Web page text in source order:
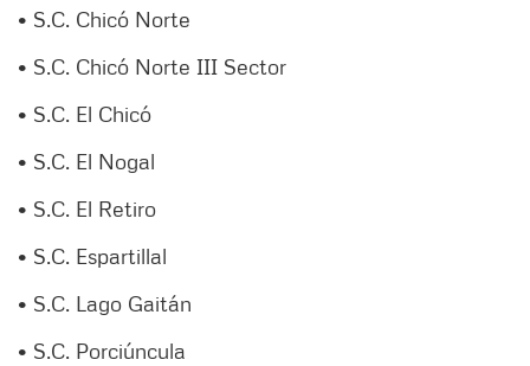
• S.C. Chicó Norte
• S.C. Chicó Norte III Sector
• S.C. El Chicó
• S.C. El Nogal
• S.C. El Retiro
• S.C. Espartillal
• S.C. Lago Gaitán
• S.C. Porciúncula